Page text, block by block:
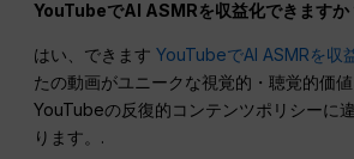
YouTubeでAI ASMRを収益化できますか
はい、できますYouTubeでAI ASMRを収
たの動画がユニークな視覚的・聴覚的価値
YouTubeの反復的コンテンツポリシーに
ります。.